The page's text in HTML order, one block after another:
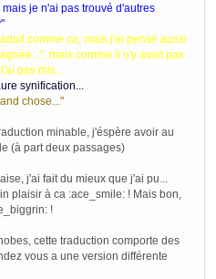
je n'ai pas trouvé d'autres
comme ca, mais j'ai pensé aussi
mais comme il n'y avait pas
pas mis...
synification...
chose..."
minable, j'éspère avoir au
(à part deux passages)
j'ai fait du mieux que j'ai pu...
plaisir à ca :ace_smile: ! Mais bon,
!
cette traduction comporte des
vous a une version différente